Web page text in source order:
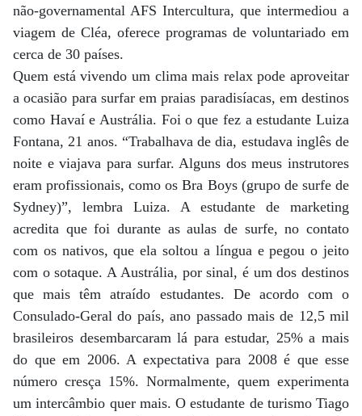
não-governamental AFS Intercultura, que intermediou a
viagem de Cléa, oferece programas de voluntariado em
cerca de 30 países.
Quem está vivendo um clima mais relax pode aproveitar
a ocasião para surfar em praias paradisíacas, em destinos
como Havaí e Austrália. Foi o que fez a estudante Luiza
Fontana, 21 anos. “Trabalhava de dia, estudava inglês de
noite e viajava para surfar. Alguns dos meus instrutores
eram profissionais, como os Bra Boys (grupo de surfe de
Sydney)”, lembra Luiza. A estudante de marketing
acredita que foi durante as aulas de surfe, no contato
com os nativos, que ela soltou a língua e pegou o jeito
com o sotaque. A Austrália, por sinal, é um dos destinos
que mais têm atraído estudantes. De acordo com o
Consulado-Geral do país, ano passado mais de 12,5 mil
brasileiros desembarcaram lá para estudar, 25% a mais
do que em 2006. A expectativa para 2008 é que esse
número cresça 15%. Normalmente, quem experimenta
um intercâmbio quer mais. O estudante de turismo Tiago